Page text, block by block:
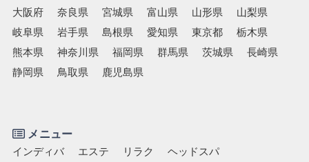
大阪府
奈良県 宮城県 富山県 山形県
山梨県
岐阜県
岩手県 島根県 愛知県 東京都
栃木県
熊本県
神奈川県 福岡県 群馬県 茨城県
長崎県
静岡県
鳥取県 鹿児島県
メニュー
インディバ エステ リラク
ヘッドスパ